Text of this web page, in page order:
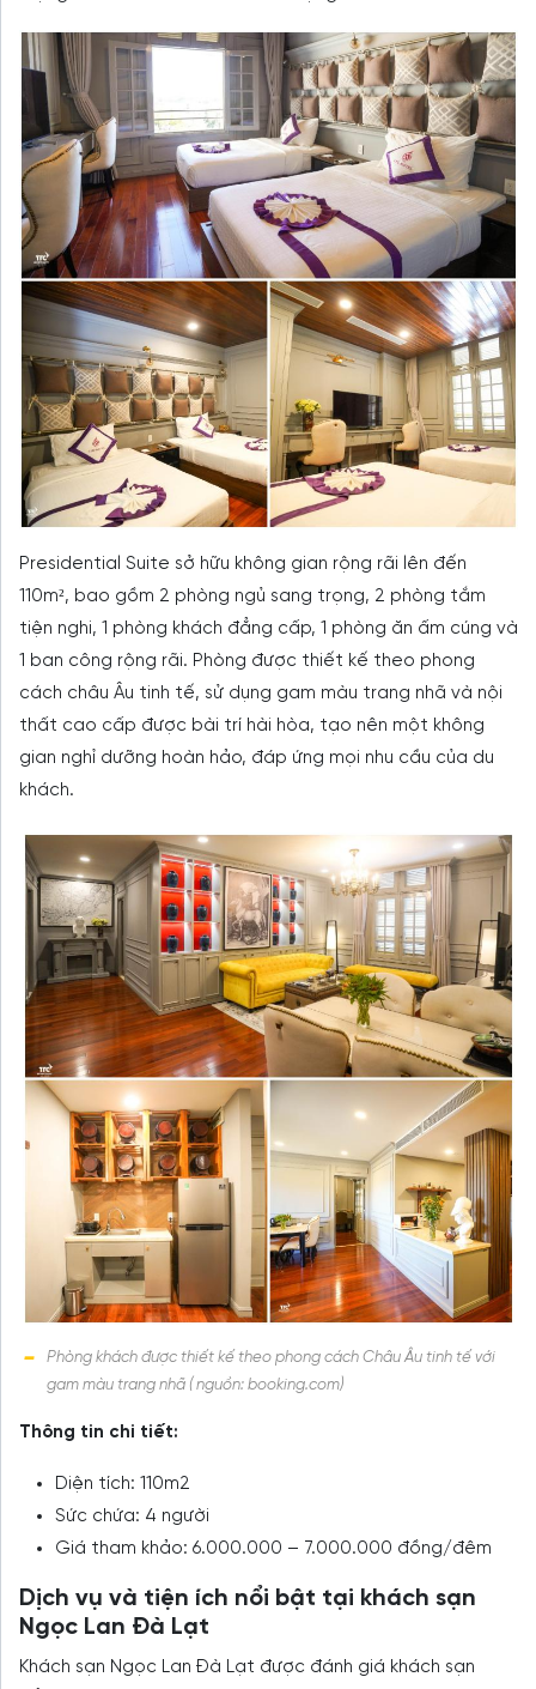
Presidential Suite sở hữu không gian rộng rãi lên đến
110m², bao gồm 2 phòng ngủ sang trọng, 2 phòng tắm
tiện nghi, 1 phòng khách đẳng cấp, 1 phòng ăn ấm cúng và
1 ban công rộng rãi. Phòng được thiết kế theo phong
cách châu Âu tinh tế, sử dụng gam màu trang nhã và nội
thất cao cấp được bài trí hài hòa, tạo nên một không
gian nghỉ dưỡng hoàn hảo, đáp ứng mọi nhu cầu của du
khách.
Phòng khách được thiết kế theo phong cách Châu Âu tinh tế với
gam màu trang nhã ( nguồn: booking.com)
Thông tin chi tiết:
Diện tích: 110m2
Sức chứa: 4 người
Giá tham khảo: 6.000.000 – 7.000.000 đồng/đêm
Dịch vụ và tiện ích nổi bật tại khách sạn
Ngọc Lan Đà Lạt
Khách sạn Ngọc Lan Đà Lạt được đánh giá khách sạn